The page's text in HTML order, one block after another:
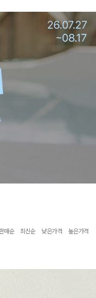
매순 최신순 낮은가격 높은가격